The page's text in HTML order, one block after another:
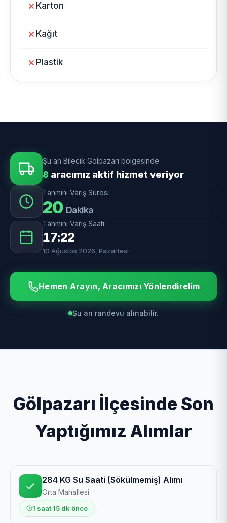
Karton
Kağıt
Plastik
Şu an Bilecik Gölpazarı bölgesinde
8 aracımız aktif hizmet veriyor
Tahmini Varış Süresi
20 Dakika
Tahmini Varış Saati
17:22
10 Ağustos 2026, Pazartesi
Hemen Arayın, Aracımızı Yönlendirelim
Şu an randevu alınabilir.
Gölpazarı İlçesinde Son
Yaptığımız Alımlar
284 KG Su Saati (Sökülmemiş) Alımı
Orta Mahallesi
1 saat 15 dk önce